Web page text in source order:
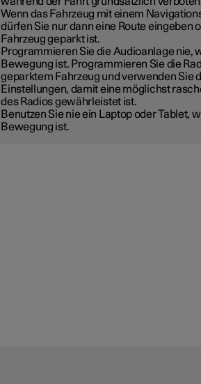
Wenn das Fahrzeug mit einem
dürfen Sie nur dann eine Route eingeben
Fahrzeug geparkt ist.
Programmieren Sie die Audioanlage nie,
Bewegung ist. Programmieren Sie die
geparktem Fahrzeug und verwenden Sie
Einstellungen, damit eine möglichst
des Radios gewährleistet ist.
Benutzen Sie nie ein Laptop oder Tablet,
Bewegung ist.